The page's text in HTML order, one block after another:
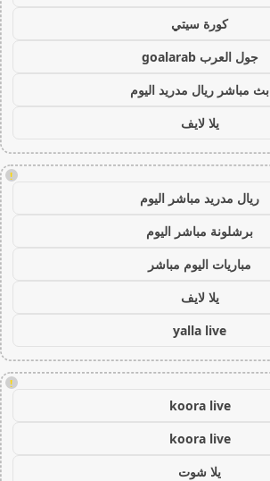
كورة سيتي
جول العرب goalarab
بث مباشر ريال مدريد اليوم
يلا لايف
!
ريال مدريد مباشر اليوم
برشلونة مباشر اليوم
مباريات اليوم مباشر
يلا لايف
yalla live
!
koora live
koora live
يلا شوت